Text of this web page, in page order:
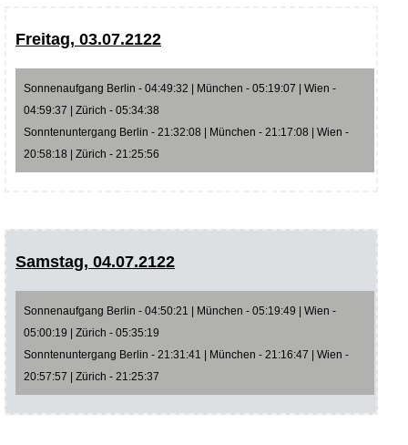
Freitag, 03.07.2122
Sonnenaufgang Berlin - 04:49:32 | München - 05:19:07 | Wien -
04:59:37 | Zürich - 05:34:38
Sonntenuntergang Berlin - 21:32:08 | München - 21:17:08 | Wien -
20:58:18 | Zürich - 21:25:56
Samstag, 04.07.2122
Sonnenaufgang Berlin - 04:50:21 | München - 05:19:49 | Wien -
05:00:19 | Zürich - 05:35:19
Sonntenuntergang Berlin - 21:31:41 | München - 21:16:47 | Wien -
20:57:57 | Zürich - 21:25:37